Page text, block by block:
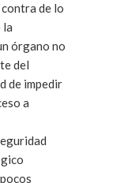
de lo
la
órgano no
del
de impedir
a